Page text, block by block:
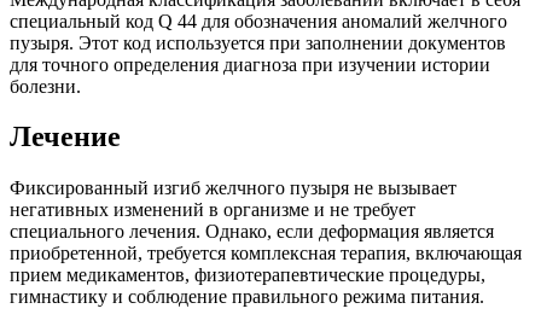
специальный код Q 44 для обозначения аномалий желчного
пузыря. Этот код используется при заполнении документов
для точного определения диагноза при изучении истории
болезни.
Лечение
Фиксированный изгиб желчного пузыря не вызывает
негативных изменений в организме и не требует
специального лечения. Однако, если деформация является
приобретенной, требуется комплексная терапия, включающая
прием медикаментов, физиотерапевтические процедуры,
гимнастику и соблюдение правильного режима питания.